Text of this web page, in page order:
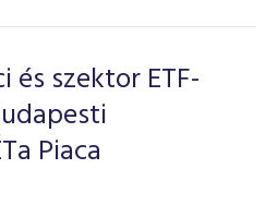
és szektor ETF-
Piaca